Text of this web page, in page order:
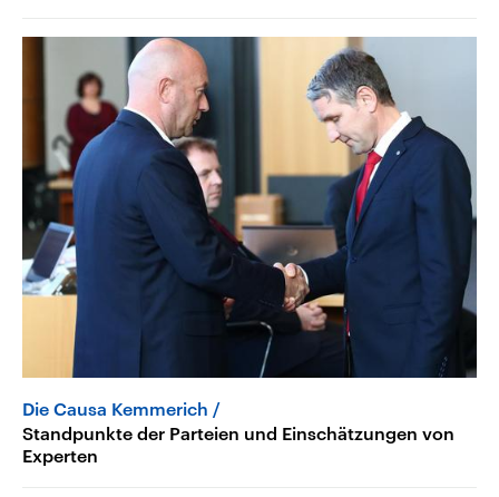
Die Causa Kemmerich
Standpunkte der Parteien und Einschätzungen von
Experten